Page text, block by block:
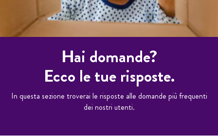
Hai domande?
Ecco le tue risposte.
In questa sezione troverai le risposte alle domande più frequenti
dei nostri utenti.